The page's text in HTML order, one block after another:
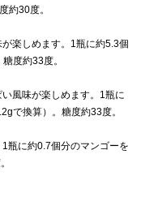
約30度。
楽しめます。1瓶に約5.3個
度約33度。
風味が楽しめます。1瓶に
で換算）。糖度約33度。
瓶に約0.7個分のマンゴーを